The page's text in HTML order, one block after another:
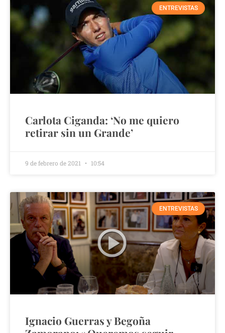
ENTREVISTAS
Carlota Ciganda: ‘No me quiero
retirar sin un Grande’
9 de febrero de 2021 10:54
ENTREVISTAS
Ignacio Guerras y Begoña